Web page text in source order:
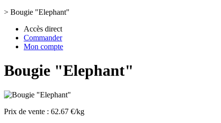
> Bougie "Elephant"
Accès direct
Commander
Mon compte
Bougie "Elephant"
Prix de vente : 62.67 €/kg